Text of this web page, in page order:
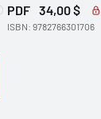
PDF 34,00 $
ISBN: 9782766301706